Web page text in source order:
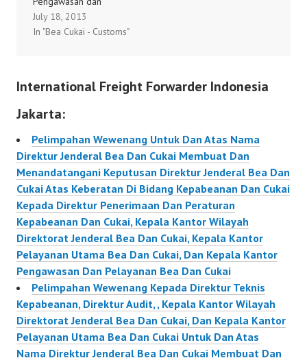
Pelayanan Bea dan
Cukai Tipe Madya
penyelenggaraan
Kepala Badan POM No.
27 dan 28 Tahun 2013
pada tanggal 17 Juli
2013 di Aula Gedung A
Lantai II Kantor
Pengawasan dan
Pelayanan…
July 18, 2013
In "Bea Cukai - Customs"
International Freight Forwarder Indonesia
Jakarta:
Pelimpahan Wewenang Untuk Dan Atas Nama
Direktur Jenderal Bea Dan Cukai Membuat Dan
Menandatangani Keputusan Direktur Jenderal Bea Dan
Cukai Atas Keberatan Di Bidang Kepabeanan Dan Cukai
Kepada Direktur Penerimaan Dan Peraturan
Kepabeanan Dan Cukai, Kepala Kantor Wilayah
Direktorat Jenderal Bea Dan Cukai, Kepala Kantor
Pelayanan Utama Bea Dan Cukai, Dan Kepala Kantor
Pengawasan Dan Pelayanan Bea Dan Cukai
Pelimpahan Wewenang Kepada Direktur Teknis
Kepabeanan, Direktur Audit, , Kepala Kantor Wilayah
Direktorat Jenderal Bea Dan Cukai, Dan Kepala Kantor
Pelayanan Utama Bea Dan Cukai Untuk Dan Atas
Nama Direktur Jenderal Bea Dan Cukai Membuat Dan